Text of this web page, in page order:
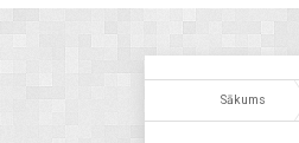
Sākums